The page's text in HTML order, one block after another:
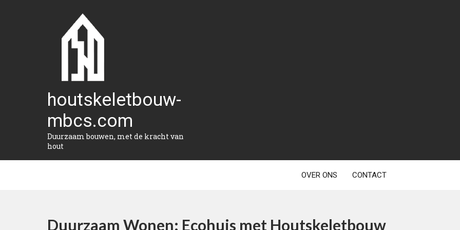
houtskeletbouw-
mbcs.com
Duurzaam bouwen, met de kracht van
hout
OVER ONS CONTACT
Duurzaam Wonen: Ecohuis met Houtskeletbouw